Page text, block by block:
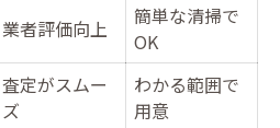
業者評価向上
簡単な清掃で
OK
査定がスムー
ズ
わかる範囲で
用意